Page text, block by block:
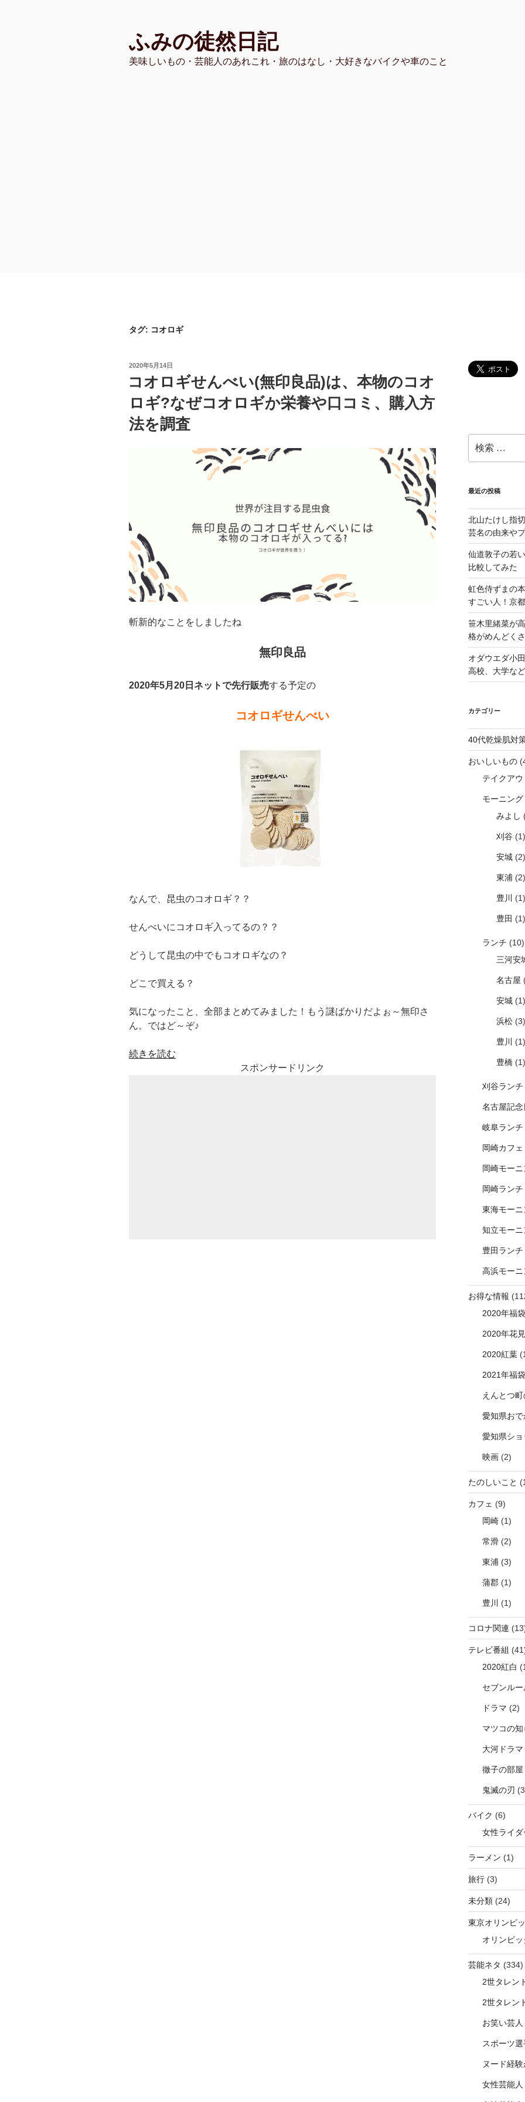
ふみの徒然日記
美味しいもの・芸能人のあれこれ・旅のはなし・大好きなバイクや車のこと
タグ: コオロギ
投
日:
2020年5月14日
コオロギせんべい(無印良品)は、本物のコオ
ロギ?なぜコオロギか栄養や口コミ、購入方
法を調査
斬新的なことをしましたね
無印良品
2020年5月20日ネットで先行販売する予定の
コオロギせんべい
なんで、昆虫のコオロギ？？
せんべいにコオロギ入ってるの？？
どうして昆虫の中でもコオロギなの？
どこで買える？
気になったこと、全部まとめてみました！もう謎ばかりだよぉ～無印さ
ん。ではど～ぞ♪
“コ
続きを読む
スポンサードリンク
索:
最近の投稿
北山たけし指
芸名の由来や
仙道敦子の若
比較してみた
虹色侍ずまの
すごい人！京
笹木里緒菜が
格がめんどく
オダウエダ小
高校、大学な
カテゴリー
40代乾燥肌対
おいしいもの
テイクアウ
モーニング
みよし
刈谷(1)
安城(2)
東浦 (2)
豊川 (1)
豊田 (1)
ランチ (10)
三河安
名古屋
安城(1)
浜松(3)
豊川 (1)
豊橋(1)
刈谷ランチ
名古屋記
岐阜ランチ
岡崎カフェ
岡崎モー
岡崎ランチ
東海モーニ
知立モーニ
豊田ランチ
高浜モーニ
お得な情報
2020年福袋
2020年花見
2020紅葉
2021年福袋
えんとつ
愛知県おで
愛知県シ
映画(2)
たのしいこと
カフェ (9)
岡崎(1)
常滑(2)
東浦 (3)
蒲郡(1)
豊川 (1)
コロナ関連
テレビ番組
2020紅白
セブンルー
ドラマ (2)
マツコの
大河ドラマ
徹子の部屋
鬼滅の刃
バイク (6)
女性ライダ
ラーメン (1)
旅行(3)
未分類(24)
東京オリンピ
オリンピ
芸能ネタ (334)
2世タレン
2世タレン
お笑い芸人
スポーツ選
ヌード経
女性芸能人